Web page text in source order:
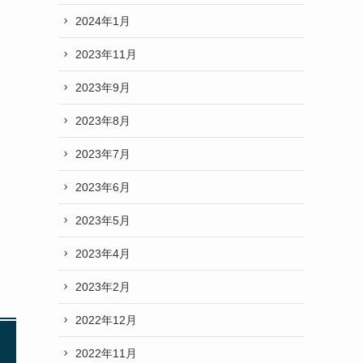
2024年1月
2023年11月
2023年9月
2023年8月
2023年7月
2023年6月
2023年5月
2023年4月
2023年2月
2022年12月
2022年11月